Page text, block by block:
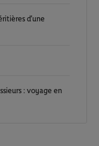
d’une
: voyage en